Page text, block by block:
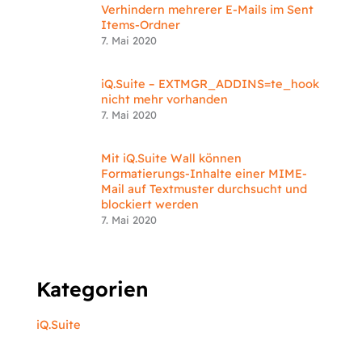
Verhindern mehrerer E-Mails im Sent
Items-Ordner
7. Mai 2020
iQ.Suite – EXTMGR_ADDINS=te_hook
nicht mehr vorhanden
7. Mai 2020
Mit iQ.Suite Wall können
Formatierungs-Inhalte einer MIME-
Mail auf Textmuster durchsucht und
blockiert werden
7. Mai 2020
Kategorien
iQ.Suite